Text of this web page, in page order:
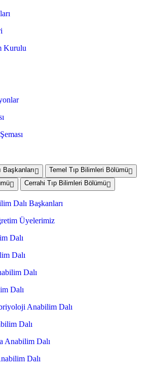
Kurulu
Başkanları
Temel Tıp Bilimleri Bölümü
Cerrahi Tıp Bilimleri Bölümü
Dalı Başkanları
Üyelerimiz
Dalı
Dalı
Dalı
Dalı
Anabilim Dalı
Dalı
Anabilim Dalı
Dalı